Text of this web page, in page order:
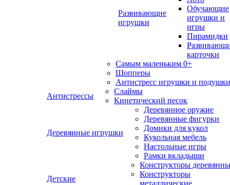
Развивающие
игрушки
Обучающие
игрушки и
игры
Пирамидки
карточки
Самым маленьким 0+
Шопперы
Антистресс игрушки и подушки
Антистрессы
Слаймы
Кинетический песок
Деревянные игрушки
Деревянное оружие
Деревянные фигурки
Домики для кукол
Кукольная мебель
Настольные игры
Рамки вкладыши
Детские
Конструкторы
Конструкторы
металлические